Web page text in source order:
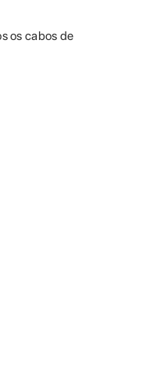
os cabos de